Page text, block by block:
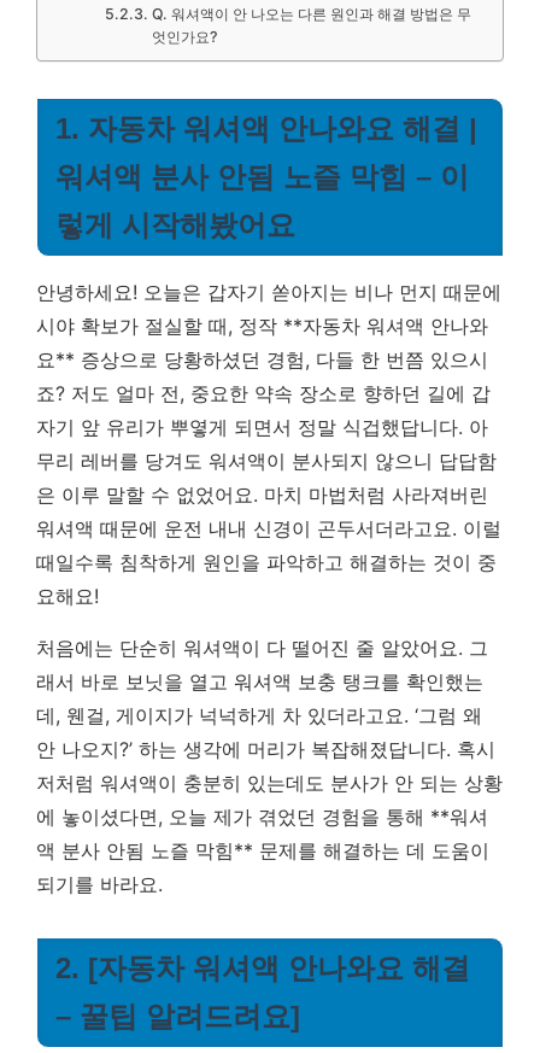
Q. 워셔액이 안 나오는 다른 원인과 해결 방법은 무
엇인가요?
1. 자동차 워셔액 안나와요 해결 |
워셔액 분사 안됨 노즐 막힘 – 이
렇게 시작해봤어요
안녕하세요! 오늘은 갑자기 쏟아지는 비나 먼지 때문에
시야 확보가 절실할 때, 정작 **자동차 워셔액 안나와
요** 증상으로 당황하셨던 경험, 다들 한 번쯤 있으시
죠? 저도 얼마 전, 중요한 약속 장소로 향하던 길에 갑
자기 앞 유리가 뿌옇게 되면서 정말 식겁했답니다. 아
무리 레버를 당겨도 워셔액이 분사되지 않으니 답답함
은 이루 말할 수 없었어요. 마치 마법처럼 사라져버린
워셔액 때문에 운전 내내 신경이 곤두서더라고요. 이럴
때일수록 침착하게 원인을 파악하고 해결하는 것이 중
요해요!
처음에는 단순히 워셔액이 다 떨어진 줄 알았어요. 그
래서 바로 보닛을 열고 워셔액 보충 탱크를 확인했는
데, 웬걸, 게이지가 넉넉하게 차 있더라고요. ‘그럼 왜
안 나오지?’ 하는 생각에 머리가 복잡해졌답니다. 혹시
저처럼 워셔액이 충분히 있는데도 분사가 안 되는 상황
에 놓이셨다면, 오늘 제가 겪었던 경험을 통해 **워셔
액 분사 안됨 노즐 막힘** 문제를 해결하는 데 도움이
되기를 바라요.
2. [자동차 워셔액 안나와요 해결
– 꿀팁 알려드려요]